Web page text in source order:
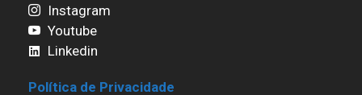
Instagram
Youtube
Linkedin
Política de Privacidade